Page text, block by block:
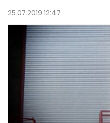
25.07.2019 12:47